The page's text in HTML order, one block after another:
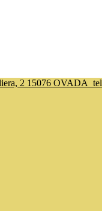
2 15076 OVADA